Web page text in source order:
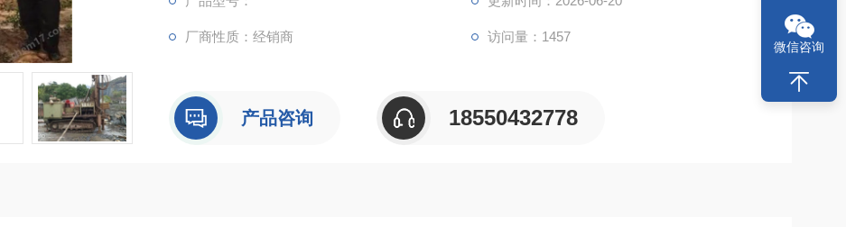
厂商性质：经销商 访问量：1457
产品咨询 18550432778
微信咨询